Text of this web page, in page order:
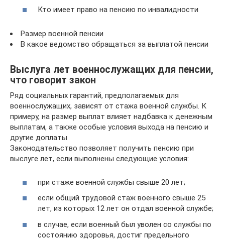
Кто имеет право на пенсию по инвалидности
Размер военной пенсии
В какое ведомство обращаться за выплатой пенсии
Выслуга лет военнослужащих для пенсии,
что говорит закон
Ряд социальных гарантий, предполагаемых для
военнослужащих, зависят от стажа военной службы. К
примеру, на размер выплат влияет надбавка к денежным
выплатам, а также особые условия выхода на пенсию и
другие доплаты
Законодательство позволяет получить пенсию при
выслуге лет, если выполнены следующие условия:
при стаже военной службы свыше 20 лет;
если общий трудовой стаж военного свыше 25
лет, из которых 12 лет он отдал военной службе;
в случае, если военный был уволен со службы по
состоянию здоровья, достиг предельного